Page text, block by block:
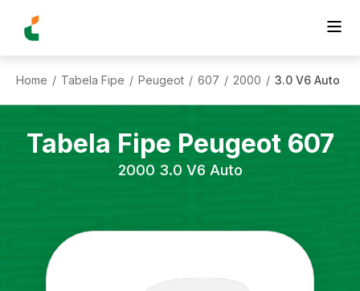
Home / Tabela Fipe / Peugeot / 607 / 2000 / 3.0 V6 Auto
Tabela Fipe Peugeot 607
2000 3.0 V6 Auto